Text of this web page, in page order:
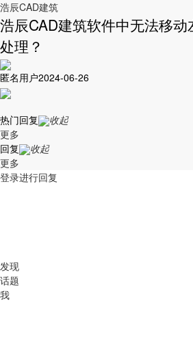
浩辰CAD建筑
浩辰CAD建筑软件中无法移
处理？
匿名用户2024-06-26
热门回复
收起
更多
回复
收起
更多
登录进行回复
发现
话题
我